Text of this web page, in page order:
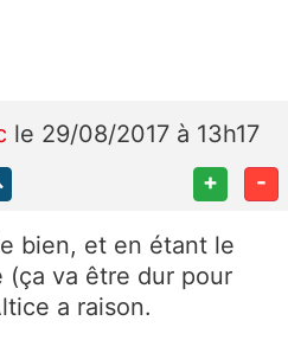
le 29/08/2017 à 13h17
+ -
bien, et en étant le
va être dur pour
a raison.